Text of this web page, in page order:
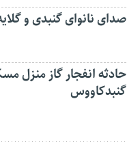
صدای نانوای گنبدی و
حادثه انفجار گاز منزل
گنبدکاووس